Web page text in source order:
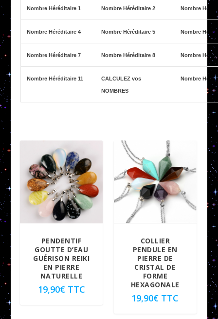
Nombre Héréditaire 1 Nombre Héréditaire 2 Nombre
Nombre Héréditaire 4 Nombre Héréditaire 5 Nombre
Nombre Héréditaire 7 Nombre Héréditaire 8 Nombre
Nombre Héréditaire 11 CALCULEZ vos
NOMBRES
Nombre
PENDENTIF
GOUTTE D’EAU
GUÉRISON REIKI
EN PIERRE
NATURELLE
19,90€ TTC
COLLIER
PENDULE EN
PIERRE DE
CRISTAL DE
FORME
HEXAGONALE
19,90€ TTC